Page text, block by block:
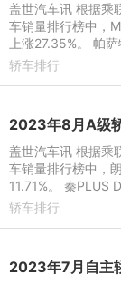
盖世汽车讯 根据乘
车销量排行榜中，
上涨27.35%。 帕
3.41%，本年累计销
轿车排行
2023年8月A级
盖世汽车讯 根据乘
车销量排行榜中，
11.71%。 秦PLUS
8.51%，本年累计销
轿车排行
2023年7月自主